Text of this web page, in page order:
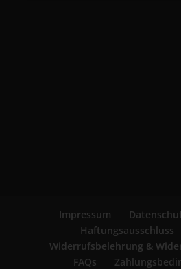
Impressum
Haftungsausschluss
Widerrufsbelehrung &
FAQs